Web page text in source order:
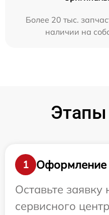
Более 20 тыс.
наличии на
1
Оформление
Оставьте заявку
сервисного